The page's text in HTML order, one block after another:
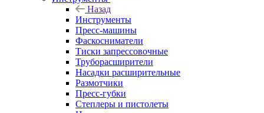
Назад
Инструменты
Пресс-машины
Фаскосниматели
Тиски запрессовочные
Труборасширители
Насадки расширительные
Размотчики
Пресс-губки
Степлеры и пистолеты